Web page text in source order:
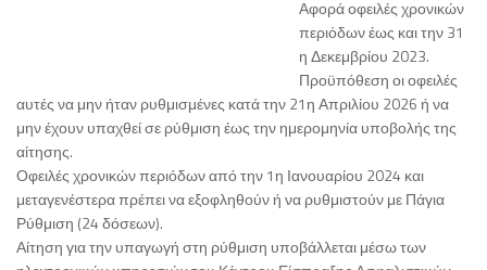
Αφορά οφειλές χρονικών
περιόδων έως και την 31
η Δεκεμβρίου 2023.
Προϋπόθεση οι οφειλές
αυτές να μην ήταν ρυθμισμένες κατά την 21η Απριλίου 2026 ή να
μην έχουν υπαχθεί σε ρύθμιση έως την ημερομηνία υποβολής της
αίτησης.
Οφειλές χρονικών περιόδων από την 1η Ιανουαρίου 2024 και
μεταγενέστερα πρέπει να εξοφληθούν ή να ρυθμιστούν με Πάγια
Ρύθμιση (24 δόσεων).
Αίτηση για την υπαγωγή στη ρύθμιση υποβάλλεται μέσω των